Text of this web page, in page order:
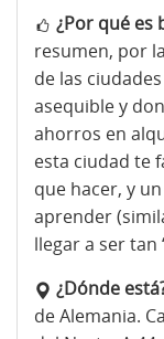
¿Por qué es
resumen, por
de las
asequible y
ahorros en
esta ciudad te
que hacer, y
aprender
llegar a ser tan
¿Dónde
de Alemania.